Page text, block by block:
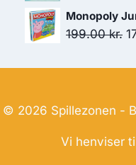
Monopoly
199.00kr.
© 2026 Spillezonen -
Vi henviser